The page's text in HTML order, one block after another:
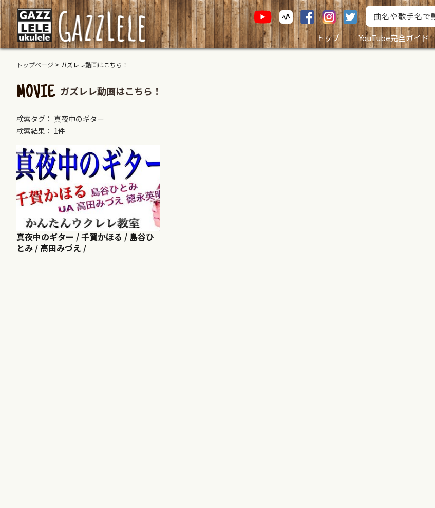
トップ
YouTube完全ガイド
トップページ > ガズレレ動画はこちら！
MOVIE ガズレレ動画はこちら！
検索タグ： 真夜中のギター
検索結果： 1件
真夜中のギター / 千賀かほる / 島谷ひ
とみ / 高田みづえ /